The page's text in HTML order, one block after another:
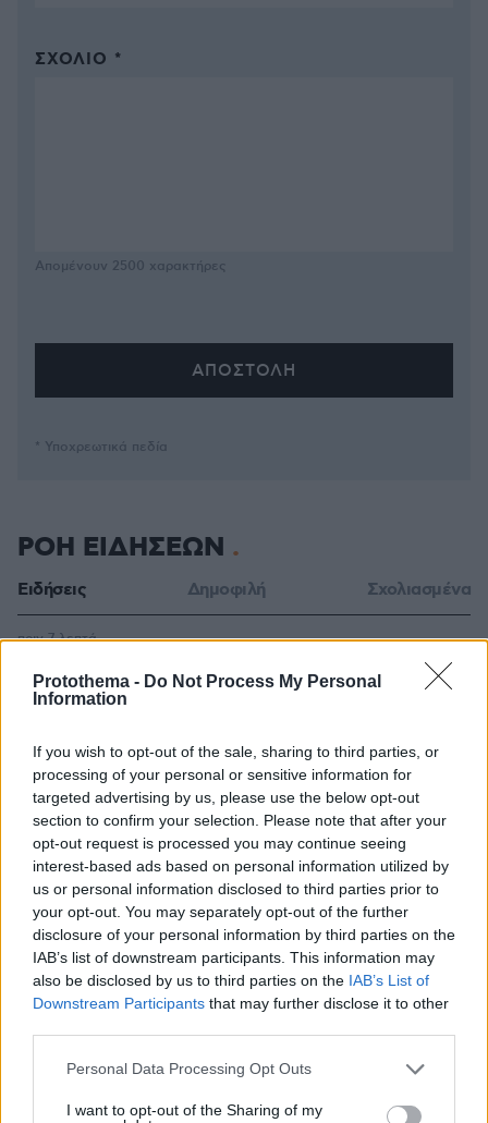
Protothema - Do Not Process My Personal
Information
If you wish to opt-out of the sale, sharing to third parties, or
processing of your personal or sensitive information for
targeted advertising by us, please use the below opt-out
section to confirm your selection. Please note that after your
opt-out request is processed you may continue seeing
interest-based ads based on personal information utilized by
us or personal information disclosed to third parties prior to
your opt-out. You may separately opt-out of the further
disclosure of your personal information by third parties on the
IAB’s list of downstream participants. This information may
also be disclosed by us to third parties on the IAB’s List of
Downstream Participants that may further disclose it to other
Please note that this website/app uses one or more Google
not limited to your visit or usage behaviour. You may click to
Personal Data Processing Opt Outs
I want to opt-out of the Sharing of my
ΣΧΌΛΙΟ *
Απομένουν 2500 χαρακτήρες
* Υποχρεωτικά πεδία
ΡΟΗ ΕΙΔΗΣΕΩΝ
Ειδήσεις Δημοφιλή Σχολιασμένα
δημοσιεύματα για την προσωπική του ζωή
πριν 7 λεπτά
ΠΑΟΚ - Άντερλεχτ 0-1 (Β' ημίχρονο): Παλεύει για την
ισοφάριση ο «Δικέφαλος», έχασε πέναλτι ο Μιχαηλίδης,
LIVE UPDATE πριν 19 λεπτά
Γκουτέρες: Οι επιθέσεις κατά αμάχων σε Ουκρανία και
Ρωσία πρέπει να σταματήσουν αμέσως
πριν 21 λεπτά
Μετά τη Θέουτα, η ακροαριστερά και η ακροδεξιά στην
Ισπανία ζητούν να γίνει το Μουντιάλ του 2030 χωρίς το
Μαρόκο
πριν 23 λεπτά
Πώς θα γίνει σωστά και με ασφάλεια
πριν 26 λεπτά